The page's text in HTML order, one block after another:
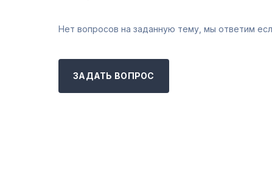
Нет вопросов на заданную тему, мы ответим
ЗАДАТЬ ВОПРОС